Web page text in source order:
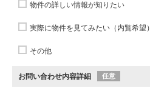
物件の詳しい情報が知りたい
実際に物件を見てみたい（内覧希望）
その他
お問い合わせ内容詳細 任意